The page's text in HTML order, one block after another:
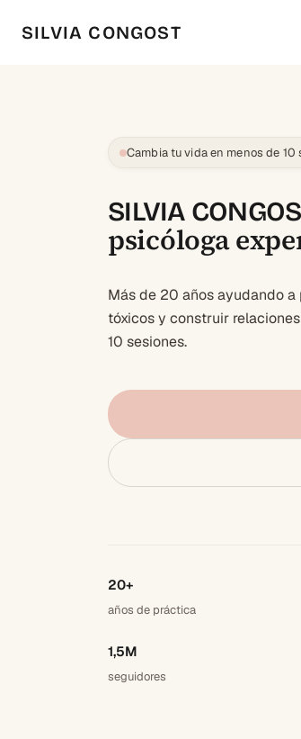
SILVIA CONGOST
Cambia tu vida en menos de 10
SILVIA
psicóloga
Más de 20 años ayudando
tóxicos y construir
10 sesiones.
20+
años de práctica
1,5M
seguidores